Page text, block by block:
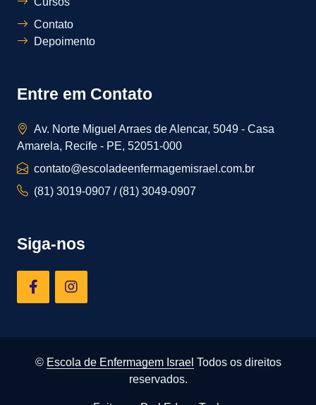
Contato
Depoimento
Entre em Contato
Av. Norte Miguel Arraes de Alencar, 5049 - Casa
Amarela, Recife - PE, 52051-000
contato@escoladeenfermagemisrael.com.br
(81) 3019-0907 / (81) 3049-0907
Siga-nos
© Escola de Enfermagem Israel Todos os direitos
reservados.